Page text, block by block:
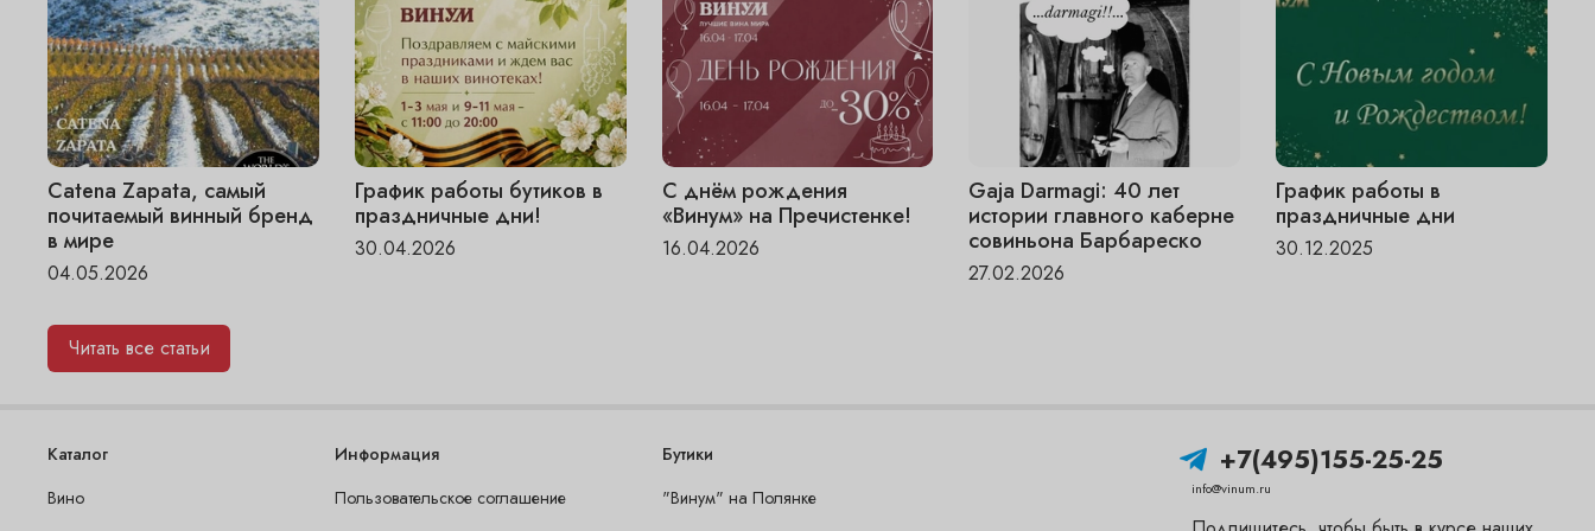
Catena Zapata, самый
почитаемый винный бренд
в мире
04.05.2026
График работы бутиков в
праздничные дни!
30.04.2026
С днём рождения
«Винум» на Пречистенке!
16.04.2026
Gaja Darmagi: 40 лет
истории главного каберне
совиньона Барбареско
27.02.2026
График работы в
праздничные дни
30.12.2025
Читать все статьи
Каталог
Вино
Информация
Пользовательское соглашение
Бутики
"Винум" на Полянке
+7(495)155-25-25
info@vinum.ru